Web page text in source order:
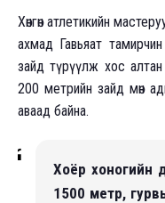
Хөнгөн атлетикийн
ахмад Гавьяат
зайд түрүүлж хос алтан
200 метрийн зайд мөн
аваад байнa.
Хоёр хоногийн
1500 метр,